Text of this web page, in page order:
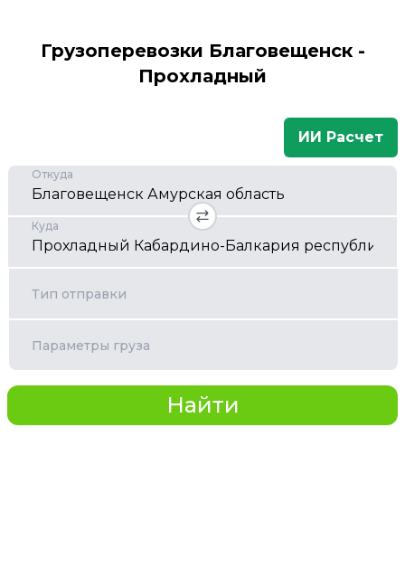
Грузоперевозки Благовещенск -
Прохладный
ИИ Расчет
Откуда
Куда
Тип отправки
Параметры груза
Найти